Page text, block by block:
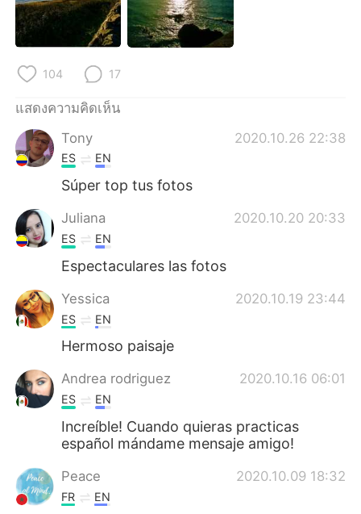
Indonesia Italiano
Türkçe
Português
104 17
แสดงความคิดเห็น
Tony
2020.10.26 22:38
ES EN
Súper top tus fotos
Juliana 2020.10.20 20:33
ES EN
Espectaculares las fotos
Yessica 2020.10.19 23:44
ES EN
Hermoso paisaje
Andrea rodriguez 2020.10.16 06:01
ES EN
Increíble! Cuando quieras practicas
español mándame mensaje amigo!
Peace 2020.10.09 18:32
FR EN